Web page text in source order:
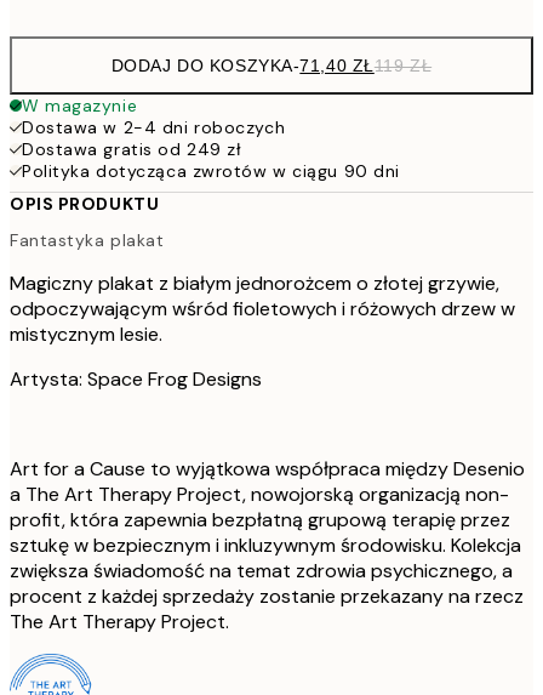
DODAJ DO KOSZYKA-71,40 ZŁ 119 ZŁ
W magazynie
Dostawa w 2-4 dni roboczych
Dostawa gratis od 249 zł
Polityka dotycząca zwrotów w ciągu 90 dni
OPIS PRODUKTU
Fantastyka plakat
Magiczny plakat z białym jednorożcem o złotej grzywie,
odpoczywającym wśród fioletowych i różowych drzew w
mistycznym lesie.
Artysta: Space Frog Designs
Art for a Cause to wyjątkowa współpraca między Desenio
a The Art Therapy Project, nowojorską organizacją non-
profit, która zapewnia bezpłatną grupową terapię przez
sztukę w bezpiecznym i inkluzywnym środowisku. Kolekcja
zwiększa świadomość na temat zdrowia psychicznego, a
procent z każdej sprzedaży zostanie przekazany na rzecz
The Art Therapy Project.